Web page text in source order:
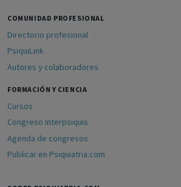
COMUNIDAD PROFESIONAL
Directorio profesional
PsiquiLink
Autores y colaboradores
FORMACIÓN Y CIENCIA
Cursos
Congreso Interpsiquis
Agenda de congresos
Publicar en Psiquiatria.com